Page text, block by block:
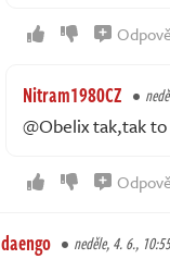
Nitram1980CZ
@Obelix tak,tak
daengo neděle, 4. 6., 10:55